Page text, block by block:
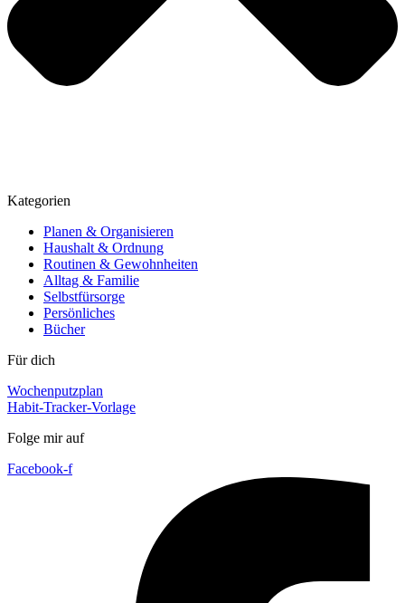
Kategorien
Planen & Organisieren
Haushalt & Ordnung
Routinen & Gewohnheiten
Alltag & Familie
Selbstfürsorge
Persönliches
Bücher
Für dich
Wochenputzplan
Habit-Tracker-Vorlage
Folge mir auf
Facebook-f